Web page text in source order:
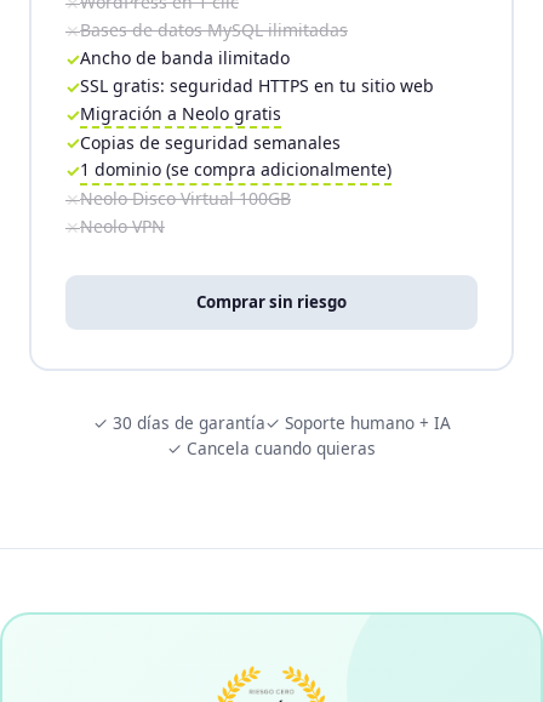
Bases de datos MySQL ilimitadas
Ancho de banda ilimitado
SSL gratis: seguridad HTTPS en tu sitio web
Migración a Neolo gratis
Copias de seguridad semanales
1 dominio (se compra adicionalmente)
Neolo Disco Virtual 100GB
Neolo VPN
Comprar sin riesgo
✓ 30 días de garantía✓ Soporte humano + IA
✓ Cancela cuando quieras